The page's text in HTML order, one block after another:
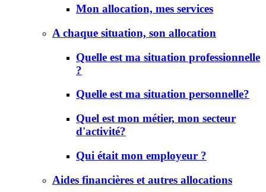
Mon allocation, mes services
A chaque situation, son allocation
Quelle est ma situation professionnelle
?
Quelle est ma situation personnelle?
Quel est mon métier, mon secteur
d'activité?
Qui était mon employeur ?
Aides financières et autres allocations